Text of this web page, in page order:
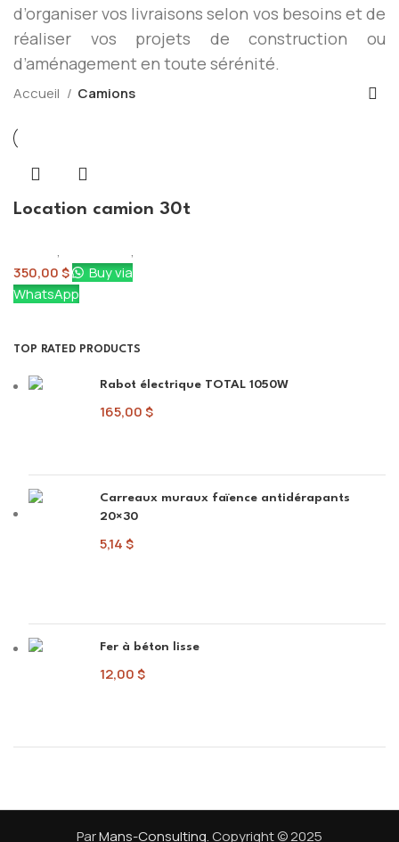
TOP RATED PRODUCTS
Rabot électrique TOTAL 1050W
165,00$
Carreaux muraux faïence antidérapants
20×30
5,14$
Fer à béton lisse
12,00$
d’organiser vos livraisons selon vos besoins et de
réaliser vos projets de construction ou
d’aménagement en toute sérénité.
Accueil Camions
Location camion 30t
, ,
350,00$
Buy via
WhatsApp
ParMans-Consulting. Copyright © 2025